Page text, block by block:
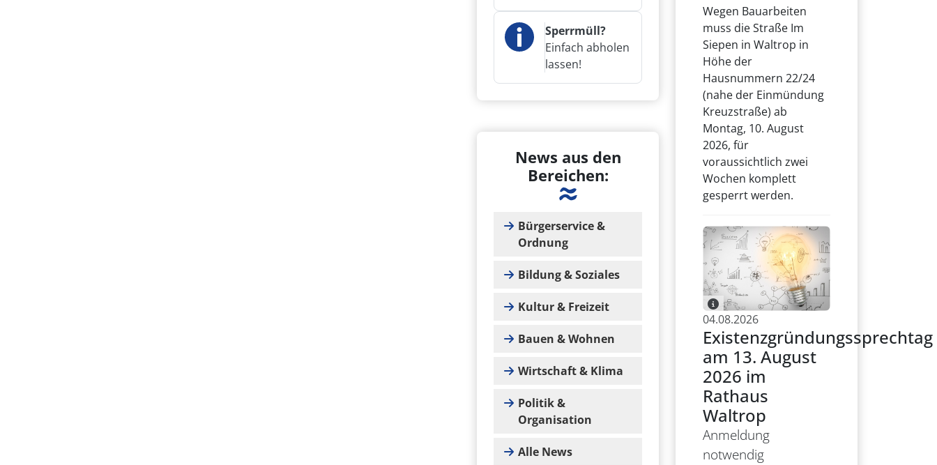
Sperrmüll?
Einfach abholen
lassen!
News aus den
Bereichen:
Bürgerservice &
Ordnung
Bildung & Soziales
Kultur & Freizeit
Bauen & Wohnen
Wirtschaft & Klima
Politik &
Organisation
Alle News
Wegen Bauarbeiten
muss die Straße Im
Siepen in Waltrop in
Höhe der
Hausnummern 22/24
(nahe der Einmündung
Kreuzstraße) ab
Montag, 10. August
2026, für
voraussichtlich zwei
Wochen komplett
gesperrt werden.
04.08.2026
Existenzgründungssprechtag
am 13. August
2026 im
Rathaus
Waltrop
Anmeldung
notwendig